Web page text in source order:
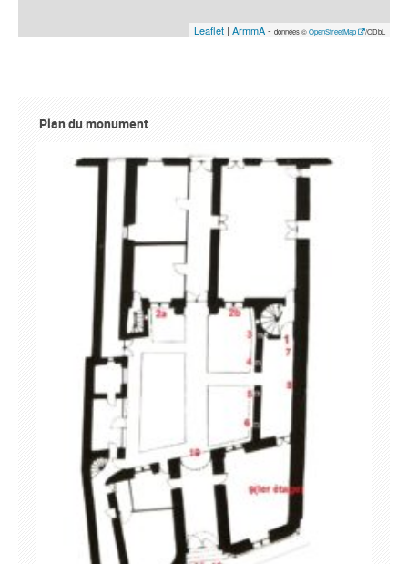
Leaflet | ArmmA- données ©OpenStreetMap /ODbL
Plan du monument